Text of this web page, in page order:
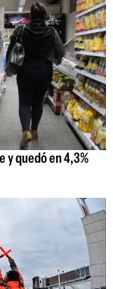
y quedó en 4,3%